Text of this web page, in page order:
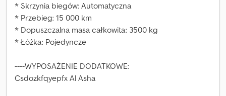
* Skrzynia biegów: Automatyczna
* Przebieg: 15 000 km
* Dopuszczalna masa całkowita: 3500 kg
* Łóżka: Pojedyncze
----WYPOSAŻENIE DODATKOWE:
Csdozkfqyepfx Al Asha